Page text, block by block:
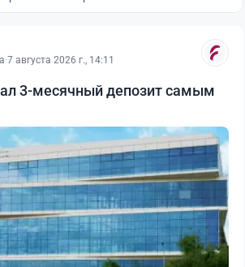
·7 августа 2026 г., 14:11
3-месячный депозит самым